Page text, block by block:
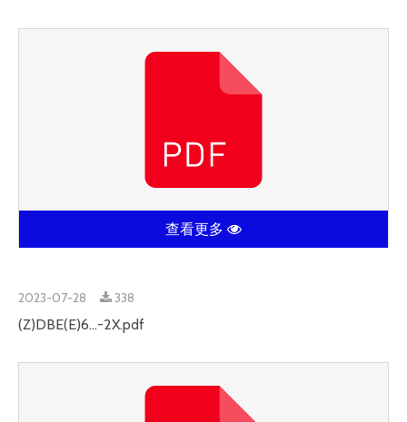
查看更多
2023-07-28 338
(Z)DBE(E)6...-2X.pdf